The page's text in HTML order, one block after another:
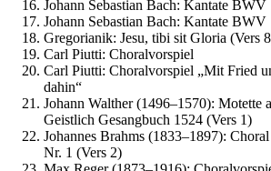
Johann Sebastian Bach: Kantate
Johann Sebastian Bach: Kantate
Gregorianik: Jesu, tibi sit Gloria (Vers
Carl Piutti: Choralvorspiel
Carl Piutti: Choralvorspiel „Mit Fried
dahin“
Johann Walther (1496–1570): Motette
Geistlich Gesangbuch 1524 (Vers 1)
Johannes Brahms (1833–1897):
Nr. 1 (Vers 2)